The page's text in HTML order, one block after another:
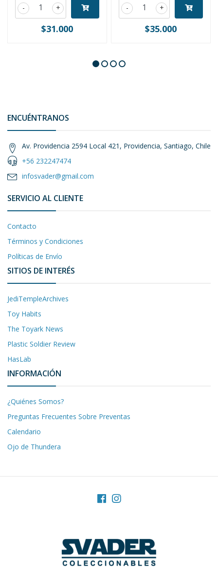
+
-
$31.000
+
-
$35.000
ENCUÉNTRANOS
Av. Providencia 2594 Local 421, Providencia, Santiago, Chile
+56 232247474
infosvader@gmail.com
SERVICIO AL CLIENTE
Contacto
Términos y Condiciones
Políticas de Envío
SITIOS DE INTERÉS
JediTempleArchives
Toy Habits
The Toyark News
Plastic Soldier Review
HasLab
INFORMACIÓN
¿Quiénes Somos?
Preguntas Frecuentes Sobre Preventas
Calendario
Ojo de Thundera